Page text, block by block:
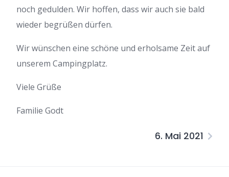
noch gedulden. Wir hoffen, dass wir auch sie bald
wieder begrüßen dürfen.
Wir wünschen eine schöne und erholsame Zeit auf
unserem Campingplatz.
Viele Grüße
Familie Godt
6. Mai 2021